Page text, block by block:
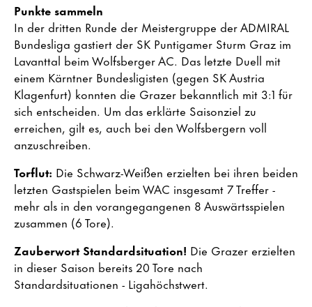
Punkte sammeln
In der dritten Runde der Meistergruppe der ADMIRAL
Bundesliga gastiert der SK Puntigamer Sturm Graz im
Lavanttal beim Wolfsberger AC. Das letzte Duell mit
einem Kärntner Bundesligisten (gegen SK Austria
Klagenfurt) konnten die Grazer bekanntlich mit 3:1 für
sich entscheiden. Um das erklärte Saisonziel zu
erreichen, gilt es, auch bei den Wolfsbergern voll
anzuschreiben.
Torflut: Die Schwarz-Weißen erzielten bei ihren beiden
letzten Gastspielen beim WAC insgesamt 7 Treffer -
mehr als in den vorangegangenen 8 Auswärtsspielen
zusammen (6 Tore).
Zauberwort Standardsituation! Die Grazer erzielten
in dieser Saison bereits 20 Tore nach
Standardsituationen - Ligahöchstwert.